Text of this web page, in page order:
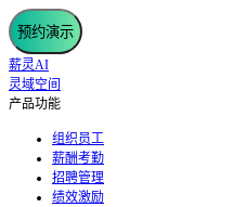
预约演示
薪灵AI
灵域空间
产品功能
组织员工
薪酬考勤
招聘管理
绩效激励